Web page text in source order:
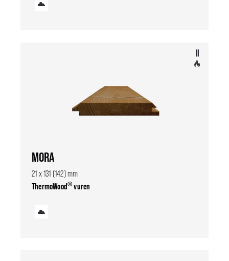
MORA
21 x 131 (142) mm
ThermoWood®vuren